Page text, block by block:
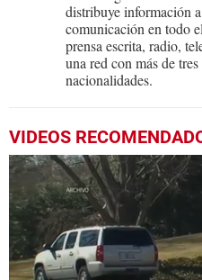
distribuye información
comunicación en todo
prensa escrita, radio,
una red con más de
nacionalidades.
VIDEOS